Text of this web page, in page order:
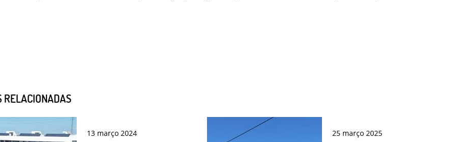
RELACIONADAS
13 março 2024 25 março 2025